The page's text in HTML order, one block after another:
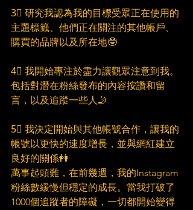
3⃣ 研究我認為我的目標受眾正在使用的
主題標籤、他們正在關注的其他帳戶、
購買的品牌以及所在地🤓
4⃣ 我開始專注於盡力讓觀眾注意到我。
包括對潛在粉絲發布的內容按讚和留
言，以及追蹤一些人🤳
5⃣ 我決定開始與其他帳號合作，讓我的
帳號以更快的速度增長，並與網紅建立
良好的關係👭
萬事起頭難，在前幾週，我的Instagram
粉絲數緩慢但穩定的成長。當我打破了
1000個追蹤者的障礙，一切都開始變得